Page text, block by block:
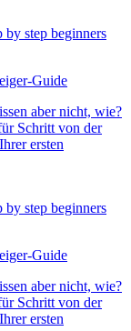
Guide
aber nicht, wie?
Schritt von der
ersten
Guide
aber nicht, wie?
Schritt von der
ersten